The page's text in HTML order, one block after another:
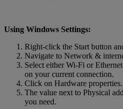
Using Windows Settings:
Right-click the Start button
Navigate to Network &
Select either Wi-Fi or
on your current connection.
Click on Hardware properties.
The value next to Physical
you need.